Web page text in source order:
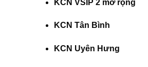
KCN VSIP 2 mở rộng
KCN Tân Bình
KCN Uyên Hưng